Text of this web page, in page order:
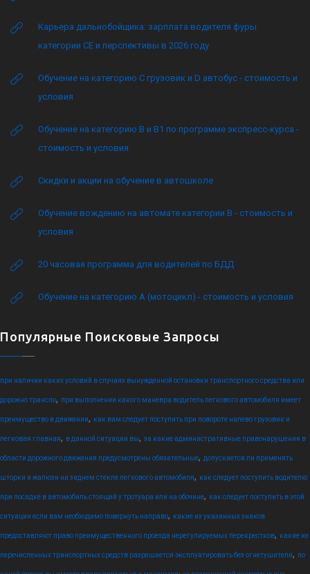
Карьера дальнобойщика: зарплата водителя фуры
категории CE и перспективы в 2026 году
Обучение на категорию C грузовик и D автобус - стоимость и
условия
Обучение на категорию B и B1 по программе экспресс-курса -
стоимость и условия
Скидки и акции на обучение в автошколе
Обучение вождению на автомате категории B - стоимость и
условия
20 часовая программа для водителей по БДД
Обучение на категорию А (мотоцикл) - стоимость и условия
Популярные Поисковые Запросы
при наличии каких условий в случаях вынужденной остановки транспортного средства или
дорожно транспо, при выполнении какого маневра водитель легкового автомобиля имеет
преимущество в движении, как вам следует поступить при повороте налево грузовик и
легковая главная, в данной ситуации вы, за какие административные правонарушения в
области дорожного движения предусмотрены обязательные, допускается ли применять
шторки и жалюзи на заднем стекле легкового автомобиля, как следует поступить водителю
при посадке в автомобиль стоящий у тротуара или на обочине, как следует поступить в этой
ситуации если вам необходимо повернуть направо, какие из указанных знаков
предоставляют право преимущественного проезда нерегулируемых перекрестков, какие из
перечисленных транспортных средств разрешается эксплуатировать без огнетушителя, по